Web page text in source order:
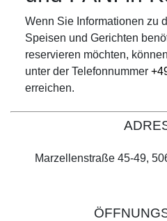
Wenn Sie Informationen zu
Speisen und Gerichten
reservieren möchten,
unter der Telefonnummer
erreichen.
Marzellenstraße 45-49,